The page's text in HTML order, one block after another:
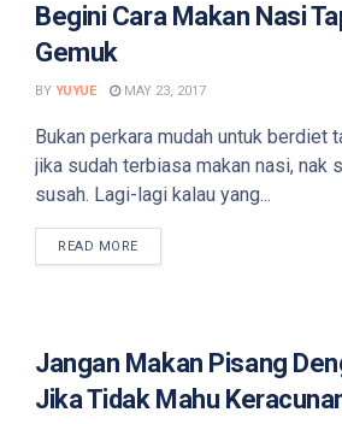
Begini Cara Makan Nasi
Gemuk
BY YUYUE MAY 23, 2017
Bukan perkara mudah untuk berdiet
jika sudah terbiasa makan nasi, nak
susah. Lagi-lagi kalau yang...
READ MOREDETAILS
Jangan Makan Pisang
Jika Tidak Mahu